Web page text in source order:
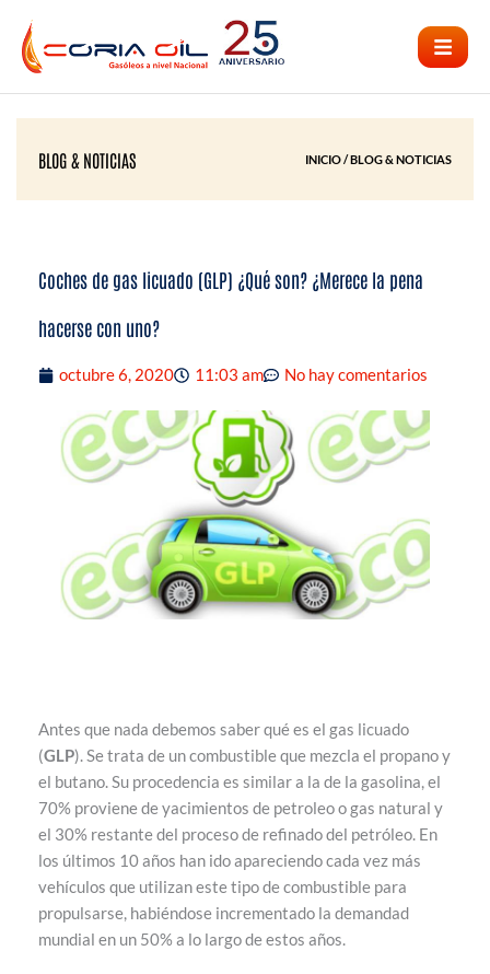
contenido
BLOG & NOTICIAS INICIO / BLOG & NOTICIAS
Coches de gas licuado (GLP) ¿Qué son? ¿Merece la pena
hacerse con uno?
octubre 6, 2020 11:03 am No hay comentarios
Antes que nada debemos saber qué es el gas licuado
(GLP). Se trata de un combustible que mezcla el propano y
el butano. Su procedencia es similar a la de la gasolina, el
70% proviene de yacimientos de petroleo o gas natural y
el 30% restante del proceso de refinado del petróleo. En
los últimos 10 años han ido apareciendo cada vez más
vehículos que utilizan este tipo de combustible para
propulsarse, habiéndose incrementado la demandad
mundial en un 50% a lo largo de estos años.